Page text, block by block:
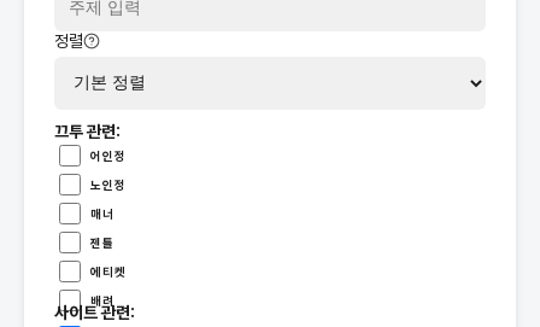
정렬
끄투 관련:
어인정
노인정
매너
젠틀
에티켓
배려
사이트 관련: